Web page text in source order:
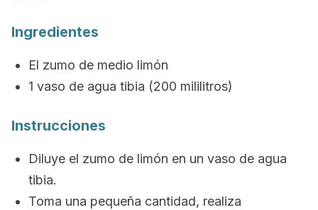
Ingredientes
El zumo de medio limón
1 vaso de agua tibia (200 mililitros)
Instrucciones
Diluye el zumo de limón en un vaso de agua
tibia.
Toma una pequeña cantidad, realiza